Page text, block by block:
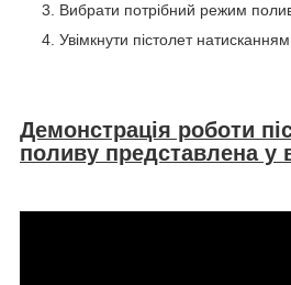
Вибрати потрібний режим
Увімкнути пістолет
Демонстрація роботи
поливу представлена у